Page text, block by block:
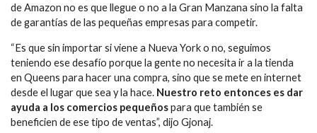
de Amazon no es que llegue o no a la Gran Manzana sino la falta
de garantías de las pequeñas empresas para competir.
“Es que sin importar si viene a Nueva York o no, seguimos
teniendo ese desafío porque la gente no necesita ir a la tienda
en Queens para hacer una compra, sino que se mete en internet
desde el lugar que sea y la hace. Nuestro reto entonces es dar
ayuda a los comercios pequeñospara que también se
beneficien de ese tipo de ventas”, dijo Gjonaj.